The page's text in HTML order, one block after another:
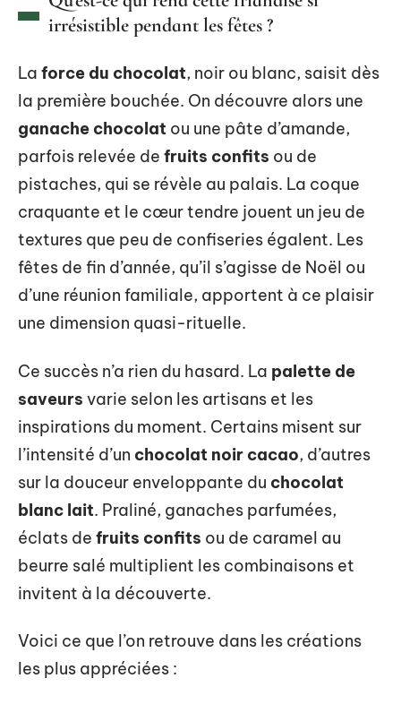
irrésistible pendant les fêtes ?
La force du chocolat, noir ou blanc, saisit dès
la première bouchée. On découvre alors une
ganache chocolat ou une pâte d’amande,
parfois relevée de fruits confits ou de
pistaches, qui se révèle au palais. La coque
craquante et le cœur tendre jouent un jeu de
textures que peu de confiseries égalent. Les
fêtes de fin d’année, qu’il s’agisse de Noël ou
d’une réunion familiale, apportent à ce plaisir
une dimension quasi-rituelle.
Ce succès n’a rien du hasard. La palette de
saveurs varie selon les artisans et les
inspirations du moment. Certains misent sur
l’intensité d’un chocolat noir cacao, d’autres
sur la douceur enveloppante du chocolat
blanc lait. Praliné, ganaches parfumées,
éclats de fruits confits ou de caramel au
beurre salé multiplient les combinaisons et
invitent à la découverte.
Voici ce que l’on retrouve dans les créations
les plus appréciées :